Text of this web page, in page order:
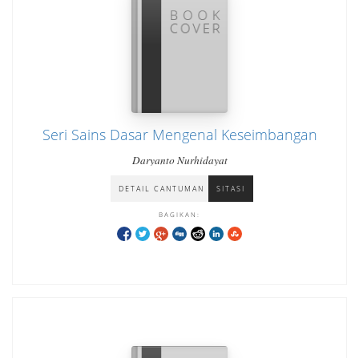
Seri Sains Dasar Mengenal Keseimbangan
Daryanto Nurhidayat
DETAIL CANTUMAN SITASI
BAGIKAN: